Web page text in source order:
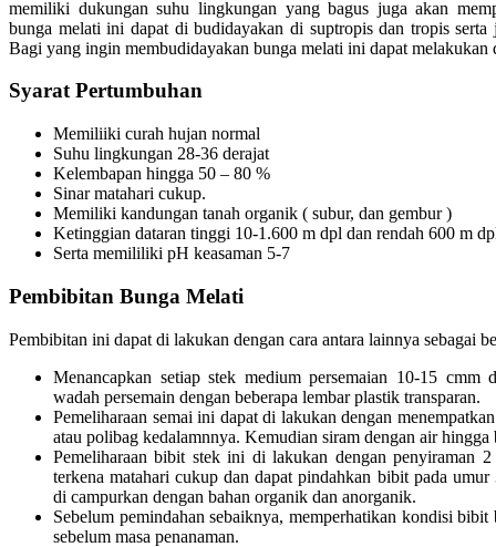
memiliki dukungan suhu lingkungan yang bagus juga akan
bunga melati ini dapat di budidayakan di suptropis dan tropis serta
Bagi yang ingin membudidayakan bunga melati ini dapat melakukan
Syarat Pertumbuhan
Memiliiki curah hujan normal
Suhu lingkungan 28-36 derajat
Kelembapan hingga 50 – 80 %
Sinar matahari cukup.
Memiliki kandungan tanah organik ( subur, dan gembur )
Ketinggian dataran tinggi 10-1.600 m dpl dan rendah 600 m
Serta memililiki pH keasaman 5-7
Pembibitan Bunga Melati
Pembibitan ini dapat di lakukan dengan cara antara lainnya sebagai
Menancapkan setiap stek medium persemaian 10-15
wadah persemain dengan beberapa lembar plastik transparan.
Pemeliharaan semai ini dapat di lakukan dengan
atau polibag kedalamnnya. Kemudian siram dengan air hingga
Pemeliharaan bibit stek ini di lakukan dengan penyiraman
terkena matahari cukup dan dapat pindahkan bibit pada
di campurkan dengan bahan organik dan anorganik.
Sebelum pemindahan sebaiknya, memperhatikan kondisi
sebelum masa penanaman.